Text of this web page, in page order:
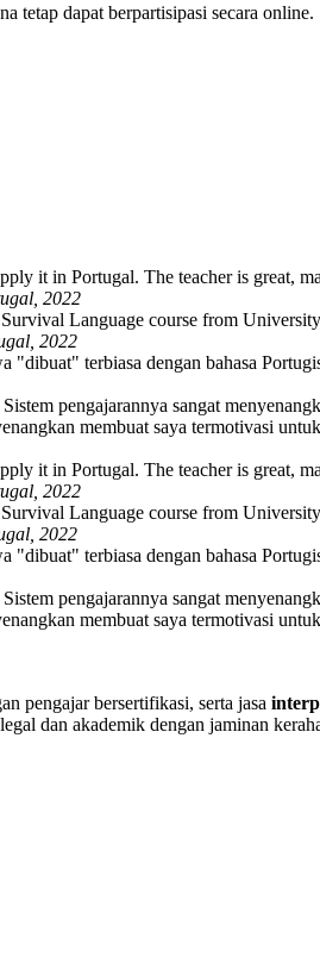
tetap dapat berpartisipasi secara online.
it in Portugal. The teacher is great,
2022
Language course from
2022
"dibuat" terbiasa dengan bahasa
pengajarannya sangat
membuat saya termotivasi
it in Portugal. The teacher is great,
2022
Language course from
2022
"dibuat" terbiasa dengan bahasa
pengajarannya sangat
membuat saya termotivasi
pengajar bersertifikasi, serta jasa
dan akademik dengan jaminan